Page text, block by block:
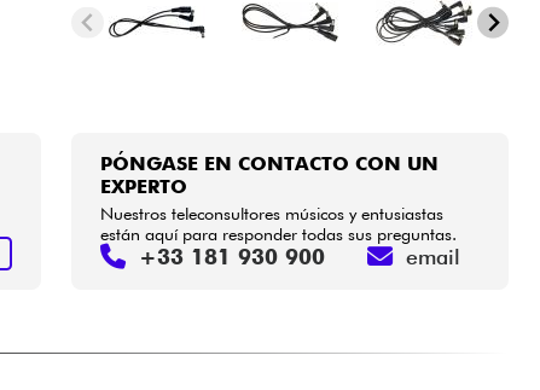
• Star'SMusic BRUXELLES
• Star'SMusic TOULOUSE
PÓNGASE EN CONTACTO CON UN
EXPERTO
Nuestros teleconsultores músicos y entusiastas
están aquí para responder todas sus preguntas.
+33 181 930 900 email